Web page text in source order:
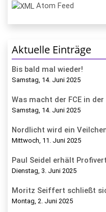
Atom Feed
Aktuelle Einträge
Bis bald mal wieder!
Samstag, 14. Juni 2025
Was macht der FCE in
Samstag, 14. Juni 2025
Nordlicht wird ein
Mittwoch, 11. Juni 2025
Paul Seidel erhält
Dienstag, 3. Juni 2025
Moritz Seiffert schließt
Montag, 2. Juni 2025